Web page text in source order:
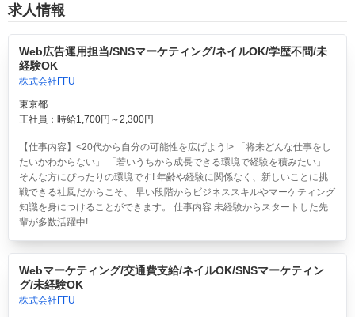
求人情報
Web広告運用担当/SNSマーケティング/ネイルOK/学歴不問/未
経験OK
株式会社FFU
東京都
正社員：時給1,700円～2,300円
【仕事内容】<20代から自分の可能性を広げよう!> 「将来どんな仕事をし
たいかわからない」 「若いうちから成長できる環境で経験を積みたい」
そんな方にぴったりの環境です! 年齢や経験に関係なく、新しいことに挑
戦できる社風だからこそ、 早い段階からビジネススキルやマーケティング
知識を身につけることができます。 仕事内容 未経験からスタートした先
輩が多数活躍中! ...
Webマーケティング/交通費支給/ネイルOK/SNSマーケティン
グ/未経験OK
株式会社FFU